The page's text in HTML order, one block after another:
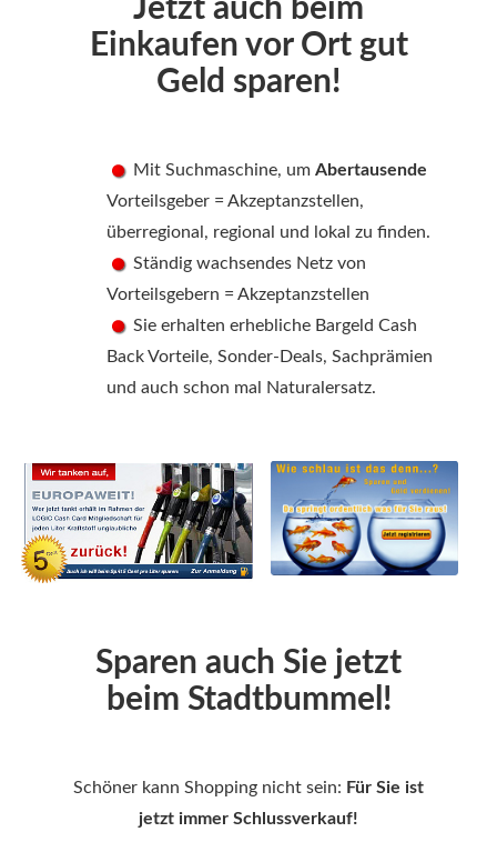
Jetzt auch beim
Einkaufen vor Ort gut
Geld sparen!
Mit Suchmaschine, um Abertausende
Vorteilsgeber = Akzeptanzstellen,
überregional, regional und lokal zu finden.
Ständig wachsendes Netz von
Vorteilsgebern = Akzeptanzstellen
Sie erhalten erhebliche Bargeld Cash
Back Vorteile, Sonder-Deals, Sachprämien
und auch schon mal Naturalersatz.
Sparen auch Sie jetzt
beim Stadtbummel!
Schöner kann Shopping nicht sein: Für Sie ist
jetzt immer Schlussverkauf!